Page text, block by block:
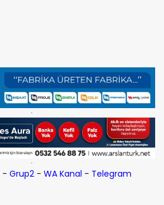
- Grup2- WA Kanal - Telegram